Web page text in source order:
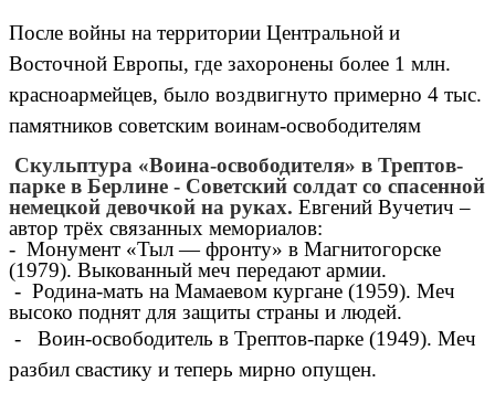
После войны на территории Центральной и
Восточной Европы, где захоронены более 1 млн.
красноармейцев, было воздвигнуто примерно 4 тыс.
памятников советским воинам-освободителям
Скульптура «Воина-освободителя» в Трептов-
парке в Берлине - Советский солдат со спасенной
немецкой девочкой на руках. Евгений Вучетич –
автор трёх связанных мемориалов:
- Монумент «Тыл — фронту» в Магнитогорске
(1979). Выкованный меч передают армии.
- Родина-мать на Мамаевом кургане (1959). Меч
высоко поднят для защиты страны и людей.
- Воин-освободитель в Трептов-парке (1949). Меч
разбил свастику и теперь мирно опущен.